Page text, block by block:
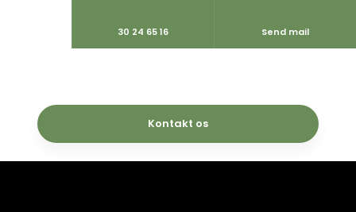
Kontakt os​
30 24 65 16 Send mail